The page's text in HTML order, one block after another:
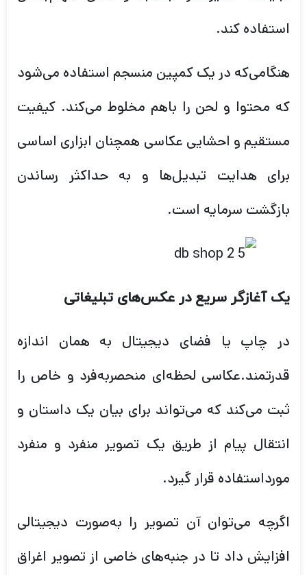
استفاده کند.
هنگامی‌که در یک کمپین منسجم استفاده می‌شود
که محتوا و لحن را باهم مخلوط می‌کند. کیفیت
مستقیم و احشایی عکاسی همچنان ابزاری اساسی
برای هدایت تبدیل‌ها و به حداکثر رساندن
بازگشت سرمایه است.
یک آغازگر سریع در عکس‌های تبلیغاتی
در چاپ یا فضای دیجیتال به همان اندازه
قدرتمند.عکاسی لحظه‌ای منحصربه‌فرد و خاص را
ثبت می‌کند که می‌تواند برای بیان یک داستان و
انتقال پیام از طریق یک تصویر منفرد و منفرد
مورداستفاده قرار گیرد.
اگرچه می‌توان آن تصویر را به‌صورت دیجیتالی
افزایش داد تا در جنبه‌های خاصی از تصویر اغراق